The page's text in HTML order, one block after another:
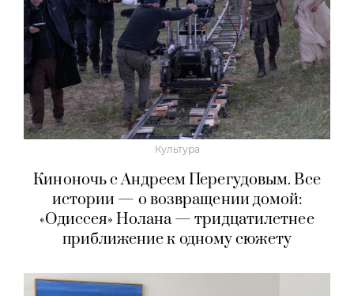
Культура
Киноночь с Андреем Перегудовым. Все
истории — о возвращении домой:
«Одиссея» Нолана — тридцатилетнее
приближение к одному сюжету